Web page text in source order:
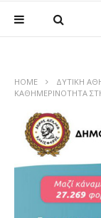
HOME ΔΥΤΙΚΉ
ΚΑΘΗΜΕΡΙΝΟΤΗΤΑ